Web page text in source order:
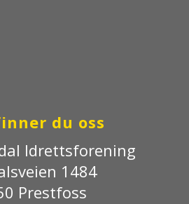
du oss
Idrettsforening
1484
Prestfoss